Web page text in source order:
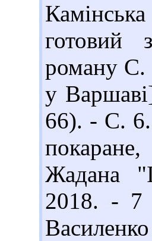
готовий
роману С.
у
66). - С.
Жадана
2018. -